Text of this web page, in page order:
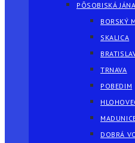
PÔSOBISKÁ
BORSKÝ
SKALICA
TRNAVA
POBEDIM
DOBRÁ